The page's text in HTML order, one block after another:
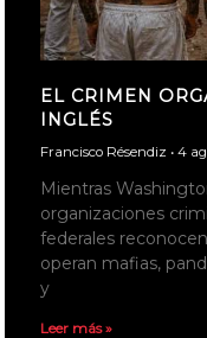
EL CRIMEN
INGLÉS
Francisco Résendiz 4
Mientras
organizaciones
federales
operan mafias,
y
Leer más »